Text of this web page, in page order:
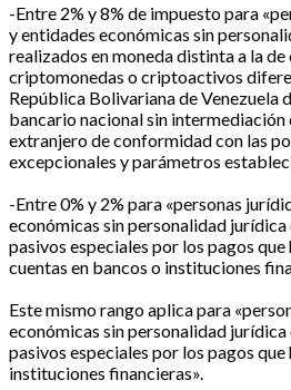
-Entre 2% y 8% de impuesto para
y entidades económicas sin
realizados en moneda distinta a la de
criptomonedas o criptoactivos
República Bolivariana de Venezuela
bancario nacional sin
extranjero de conformidad con las
excepcionales y parámetros
-Entre 0% y 2% para «personas
económicas sin personalidad
pasivos especiales por los pagos que
cuentas en bancos o instituciones
Este mismo rango aplica para
económicas sin personalidad
pasivos especiales por los pagos
instituciones financieras».